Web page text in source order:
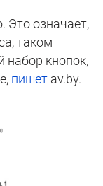
Это означает,
таком
набор кнопок,
пишет av.by.